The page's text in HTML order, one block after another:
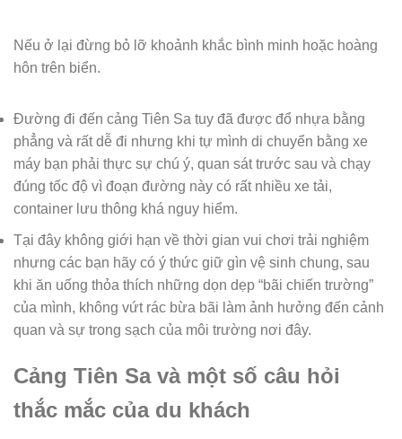
Nếu ở lại đừng bỏ lỡ khoảnh khắc bình minh hoặc hoàng
hôn trên biển.
Đường đi đến cảng Tiên Sa tuy đã được đổ nhựa bằng
phẳng và rất dễ đi nhưng khi tự mình di chuyển bằng xe
máy bạn phải thực sự chú ý, quan sát trước sau và chạy
đúng tốc độ vì đoạn đường này có rất nhiều xe tải,
container lưu thông khá nguy hiểm.
Tại đây không giới hạn về thời gian vui chơi trải nghiệm
nhưng các bạn hãy có ý thức giữ gìn vệ sinh chung, sau
khi ăn uống thỏa thích những dọn dẹp “bãi chiến trường”
của mình, không vứt rác bừa bãi làm ảnh hưởng đến cảnh
quan và sự trong sạch của môi trường nơi đây.
Cảng Tiên Sa và một số câu hỏi
thắc mắc của du khách